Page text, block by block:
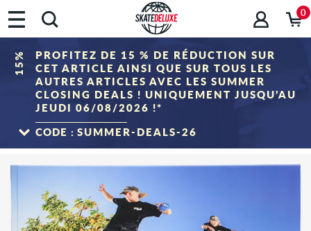
0
15%
PROFITEZ DE 15 % DE RÉDUCTION SUR
CET ARTICLE AINSI QUE SUR TOUS LES
AUTRES ARTICLES AVEC LES SUMMER
CLOSING DEALS ! UNIQUEMENT JUSQU’AU
JEUDI 06/08/2026 !*
CODE :SUMMER-DEALS-26
*Valable uniquement jusqu'au 06.08.2026, 23h59 (CEST) ! La réduction sera déduite
du panier après avoir saisi le code du coupon. La réduction s'applique uniquement
aux articles de la catégorie « Sale ». Le coupon n'est pas cumulable avec d'autres
coupons de réduction.